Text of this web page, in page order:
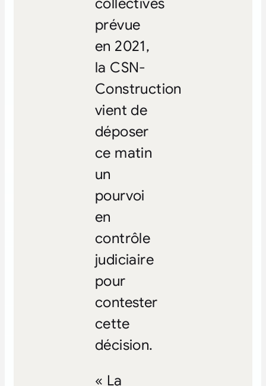
prévue
en 2021,
la CSN-
Construction
vient de
déposer
ce matin
un
pourvoi
en
contrôle
judiciaire
pour
contester
cette
décision.
« La